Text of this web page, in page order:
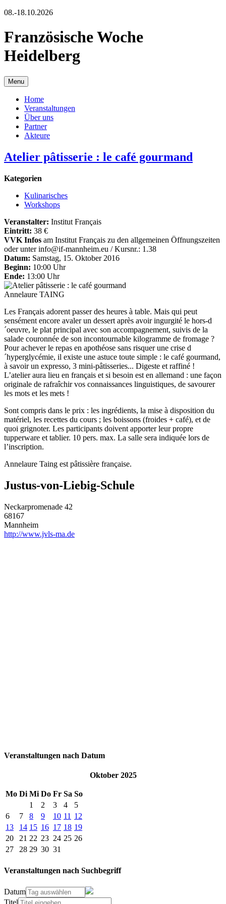
08.-18.10.2026
Französische Woche
Heidelberg
Menu
Home
Veranstaltungen
Über uns
Partner
Akteure
Atelier pâtisserie : le café gourmand
Kategorien
Kulinarisches
Workshops
Veranstalter: Institut Français
Eintritt: 38 €
VVK Infos am Institut Français zu den allgemeinen Öffnungszeiten
oder unterinfo@if-mannheim.eu / Kursnr.: 1.38
Datum: Samstag, 15. Oktober 2016
Beginn: 10:00 Uhr
Ende: 13:00 Uhr
Annelaure TAING
Les Français adorent passer des heures à table. Mais qui peut
sensément encore avaler un dessert après avoir ingurgité le hors-d
´oeuvre, le plat principal avec son accompagnement, suivis de la
salade couronnée de son incontournable kilogramme de fromage ?
Pour achever le repas en apothéose sans risquer une crise d
´hyperglycémie, il existe une astuce toute simple : le café gourmand,
à savoir un expresso, 3 mini-pâtisseries... Digeste et raffiné !
L’atelier aura lieu en français et si besoin est en allemand : une façon
originale de rafraîchir vos connaissances linguistiques, de savourer
les mots et les mets !
Sont compris dans le prix : les ingrédients, la mise à disposition du
matériel, les recettes du cours ; les boissons (froides + café), et de
quoi grignoter. Les participants doivent apporter leur propre
tupperware et tablier. 10 pers. max. La salle sera indiquée lors de
l’inscription.
Annelaure Taing est pâtissière française.
Justus-von-Liebig-Schule
Neckarpromenade 42
68167
Mannheim
http://www.jvls-ma.de
Veranstaltungen nach Datum
Oktober 2025
Mo Di Mi Do Fr Sa So
1
2 3 4
5
6
7 8 9 10 11 12
13
14 15 16 17 18 19
20
21 22 23 24 25 26
27
28 29 30 31
Veranstaltungen nach Suchbegriff
Datum
Titel